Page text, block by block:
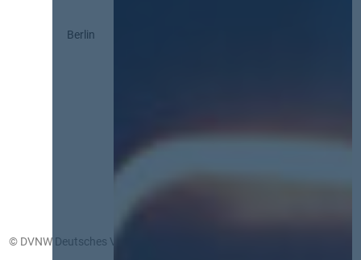
Berlin
© DVNW Deutsches Vergabenetzwerk GmbH